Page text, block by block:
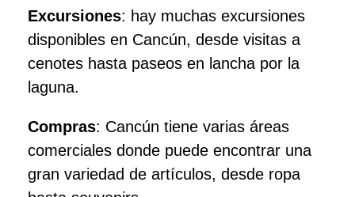
Excursiones: hay muchas excursiones
disponibles en Cancún, desde visitas a
cenotes hasta paseos en lancha por la
laguna.
Compras: Cancún tiene varias áreas
comerciales donde puede encontrar una
gran variedad de artículos, desde ropa